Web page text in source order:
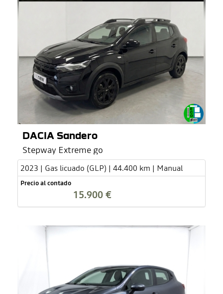
DACIA Sandero
Stepway Extreme go
2023 | Gas licuado (GLP) | 44.400 km | Manual
Precio al contado
15.900 €